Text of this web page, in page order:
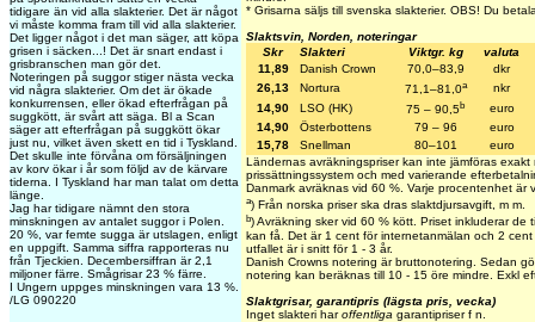
tidigare än vid alla slakterier. Det är något
vi måste komma fram till vid alla slakterier.
Det ligger något i det man säger, att köpa
grisen i säcken...! Det är snart endast i
grisbranschen man gör det.
Noteringen på suggor stiger nästa vecka
vid några slakterier. Om det är ökade
konkurrensen, eller ökad efterfrågan på
suggkött, är svårt att säga. Bl a Scan
säger att efterfrågan på suggkött ökar
just nu, vilket även skett en tid i Tyskland.
Det skulle inte förvåna om försäljningen
av korv ökar i år som följd av de kärvare
tiderna. I Tyskland har man talat om detta
länge.
Jag har tidigare nämnt den stora
minskningen av antalet suggor i Polen.
20 %, var femte sugga är utslagen, enligt
en uppgift. Samma siffra rapporteras nu
från Tjeckien. Decembersiffran är 2,1
miljoner färre. Smågrisar 23 % färre.
I Ungern uppges minskningen vara 13 %.
/LG 090220
* Grisarna säljs till svenska slakterier. OBS! Du
Slaktsvin, Norden, noteringar
Skr
Slakteri Viktgr. kg
valuta
11,89
Danish Crown 70,0–83,9
dkr
26,13
Nortura 71,1–81,0a
nkr
14,90
LSO (HK) 75 – 90,5b
euro
14,90
Österbottens 79 – 96
euro
15,78
Snellman 80–101
euro
Ländernas avräkningspriser kan inte jämföras
prissättningssystem och med varierande
Danmark avräknas vid 60 %. Varje procentenhet är
a) Från norska priser ska dras slaktdjursavgift, m m.
b) Avräkning sker vid 60 % kött. Priset inkluderar de
kan få. Det är 1 cent för internetanmälan och 2
utfallet är i snitt för 1 - 3 år.
Danish Crowns notering är bruttonotering. Sedan
notering kan beräknas till 10 - 15 öre mindre. Exkl
Slaktgrisar, garantipris (lägsta pris, vecka)
Inget slakteri haroffentliga garantipriser f n.